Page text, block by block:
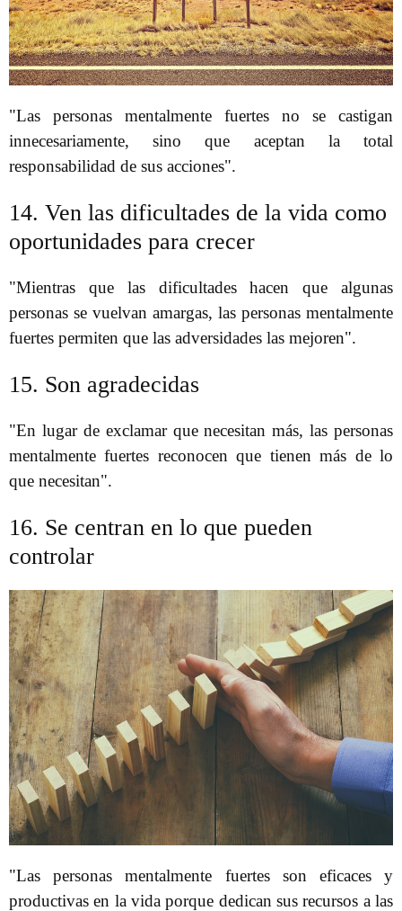
"Las personas mentalmente fuertes no se castigan
innecesariamente, sino que aceptan la total
responsabilidad de sus acciones".
14. Ven las dificultades de la vida como
oportunidades para crecer
"Mientras que las dificultades hacen que algunas
personas se vuelvan amargas, las personas mentalmente
fuertes permiten que las adversidades las mejoren".
15. Son agradecidas
"En lugar de exclamar que necesitan más, las personas
mentalmente fuertes reconocen que tienen más de lo
que necesitan".
16. Se centran en lo que pueden
controlar
"Las personas mentalmente fuertes son eficaces y
productivas en la vida porque dedican sus recursos a las